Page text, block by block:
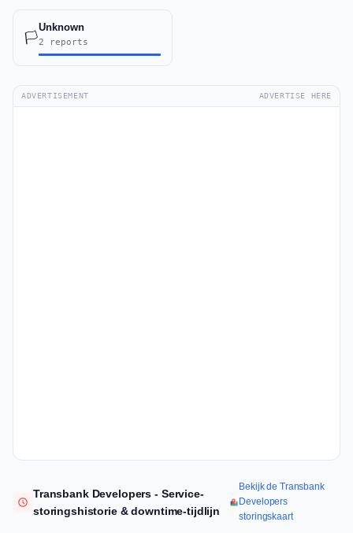
🏳️
Unknown
2 reports
ADVERTISEMENT ADVERTISE HERE
Transbank Developers - Service-
storingshistorie & downtime-tijdlijn
Bekijk de Transbank
Developers
storingskaart